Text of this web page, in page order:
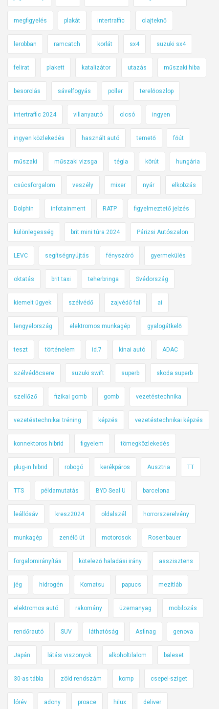
megfigyelés plakát intertraffic olajteknő
lerobban ramcatch korlát sx4 suzuki sx4
felirat plakett katalizátor utazás műszaki hiba
besorolás sávelfogyás poller terelőoszlop
intertraffic 2024 villanyautó olcsó ingyen
ingyen közlekedés használt autó temető főút
műszaki műszaki vizsga tégla körút hungária
csúcsforgalom veszély mixer nyár elkobzás
Dolphin infotainment RATP figyelmeztető jelzés
különlegesség brit mini túra 2024 Párizsi Autószalon
LEVC segítségnyújtás fényszóró gyermekülés
oktatás brit taxi teherbringa Svédország
kiemelt ügyek szélvédő zajvédő fal ai
lengyelország elektromos munkagép gyalogátkelő
teszt történelem id.7 kínai autó ADAC
szélvédőcsere suzuki swift superb skoda superb
szellőző fizikai gomb gomb vezetéstechnika
vezetéstechnikai tréning képzés vezetéstechnikai képzés
konnektoros hibrid figyelem tömegközlekedés
plug-in hibrid robogó kerékpáros Ausztria TT
TTS példamutatás BYD Seal U barcelona
leállósáv kresz2024 oldalszél horrorszerelvény
munkagép zenélő út motorosok Rosenbauer
forgalomirányítás kötelező haladási irány asszisztens
jég hidrogén Komatsu papucs mezítláb
elektromos autó rakomány üzemanyag mobilozás
rendőrautó SUV láthatóság Asfinag genova
Japán látási viszonyok alkoholtilalom baleset
30-as tábla zöld rendszám komp csepel-sziget
lórév adony proace hilux deliver